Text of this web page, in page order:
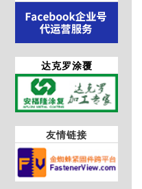
达克罗涂覆
友情链接